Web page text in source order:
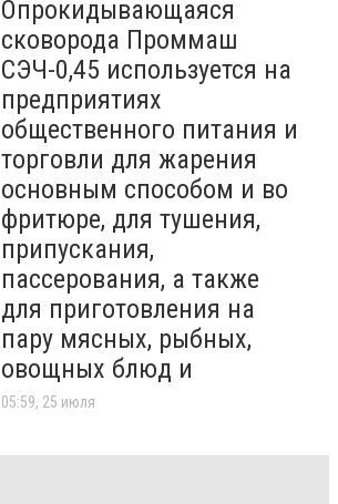
Опрокидывающаяся
сковорода Проммаш
СЭЧ-0,45 используется на
предприятиях
общественного питания и
торговли для жарения
основным способом и во
фритюре, для тушения,
припускания,
пассерования, а также
для приготовления на
пару мясных, рыбных,
овощных блюд и
05:59, 25 июля